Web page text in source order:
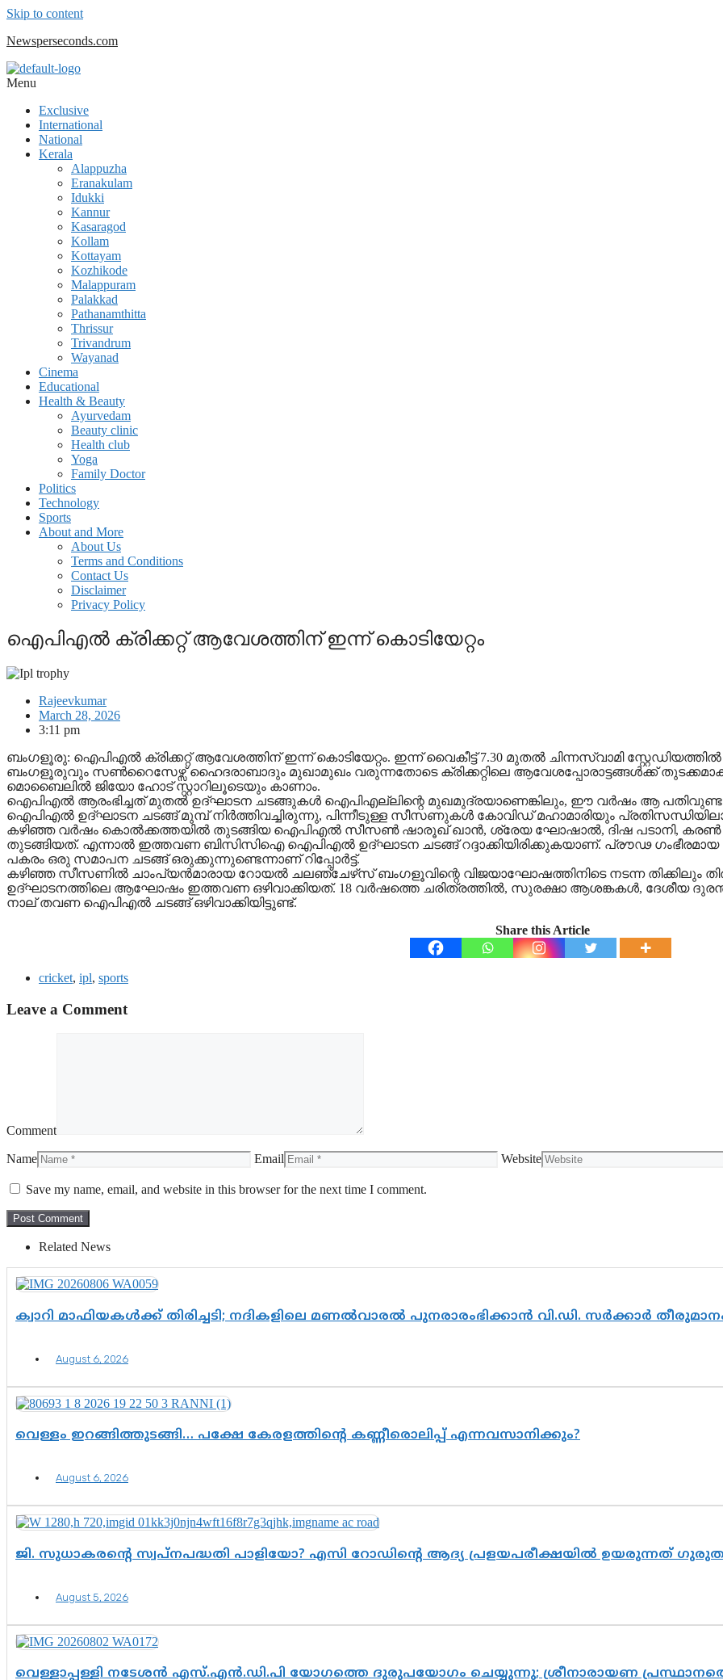
Skip to content
Newsperseconds.com
Menu
Exclusive
International
National
Kerala
Alappuzha
Eranakulam
Idukki
Kannur
Kasaragod
Kollam
Kottayam
Kozhikode
Malappuram
Palakkad
Pathanamthitta
Thrissur
Trivandrum
Wayanad
Cinema
Educational
Health & Beauty
Ayurvedam
Beauty clinic
Health club
Yoga
Family Doctor
Politics
Technology
Sports
About and More
About Us
Terms and Conditions
Contact Us
Disclaimer
Privacy Policy
ഐപിഎല്‍ ക്രിക്കറ്റ് ആവേശത്തിന് ഇന്ന് കൊടിയേറ്റം
Rajeevkumar
March 28, 2026
3:11 pm
ബംഗളൂരു: ഐപിഎല്‍ ക്രിക്കറ്റ് ആവേശത്തിന് ഇന്ന് കൊടിയേറ്റം. ഇന്ന് വൈകീട്ട് 7.30 മുതൽ ചിന്നസ്വാമി
ബംഗളൂരുവും സണ്‍റൈസേഴ്സ് ഹൈദരാബാദും മുഖാമുഖം വരുന്നതോടെ ക്രിക്കറ്റിലെ ആവേശപ്പോരാട്ടങ്ങള്‍ക്ക്
മൊബൈലിൽ ജിയോ ഹോട് സ്റ്റാറിലൂടെയും കാണാം.
ഐപിഎല്‍ ആരംഭിച്ചത് മുതല്‍ ഉദ്ഘാടന ചടങ്ങുകള്‍ ഐപിഎല്ലിന്റെ മുഖമുദ്രയാണെങ്കിലും, ഈ വര്‍ഷം ആ
ഐപിഎല്‍ ഉദ്ഘാടന ചടങ്ങ് മുമ്പ് നിര്‍ത്തിവച്ചിരുന്നു, പിന്നീടുള്ള സീസണുകള്‍ കോവിഡ് മഹാമാരിയും
കഴിഞ്ഞ വര്‍ഷം കൊല്‍ക്കത്തയില്‍ തുടങ്ങിയ ഐപിഎല്‍ സീസണ്‍ ഷാരൂഖ് ഖാന്‍, ശ്രേയ ഘോഷാല്‍, ദിഷ പടാനി, കരണ്‍
തുടങ്ങിയത്. എന്നാല്‍ ഇത്തവണ ബിസിസിഐ ഐപിഎല്‍ ഉദ്ഘാടന ചടങ്ങ് റദ്ദാക്കിയിരിക്കുകയാണ്. പ്രൗഢ ഗംഭീരമായ
പകരം ഒരു സമാപന ചടങ്ങ് ഒരുക്കുന്നുണ്ടെന്നാണ് റിപ്പോര്‍ട്ട്.
കഴിഞ്ഞ സീസണില്‍ ചാംപ്യന്‍മാരായ റോയല്‍ ചലഞ്ചേഴ്‌സ് ബംഗളൂവിന്റെ വിജയാഘോഷത്തിനിടെ നടന്ന തിക്കിലും
ഉദ്ഘാടനത്തിലെ ആഘോഷം ഇത്തവണ ഒഴിവാക്കിയത്. 18 വര്‍ഷത്തെ ചരിത്രത്തില്‍, സുരക്ഷാ ആശങ്കകള്‍, ദേശീയ
നാല് തവണ ഐപിഎല്‍ ചടങ്ങ് ഒഴിവാക്കിയിട്ടുണ്ട്.
Share this Article
cricket, ipl, sports
Leave a Comment
Comment
Name Email Website
Save my name, email, and website in this browser for the next time I comment.
Related News
ക്വാറി മാഫിയകൾക്ക് തിരിച്ചടി; നദികളിലെ മണൽവാരൽ പുനരാരംഭിക്കാൻ വി.ഡി. സർക്കാർ
August 6, 2026
വെള്ളം ഇറങ്ങിത്തുടങ്ങി… പക്ഷേ കേരളത്തിന്റെ കണ്ണീരൊലിപ്പ് എന്നവസാനിക്കും?
August 6, 2026
ജി. സുധാകരന്റെ സ്വപ്നപദ്ധതി പാളിയോ? എസി റോഡിന്റെ ആദ്യ പ്രളയപരീക്ഷയിൽ ഉയരുന്നത്
August 5, 2026
വെള്ളാപ്പള്ളി നടേശൻ എസ്.എൻ.ഡി.പി യോഗത്തെ ദുരുപയോഗം ചെയ്യുന്നു; ശ്രീനാരായണ